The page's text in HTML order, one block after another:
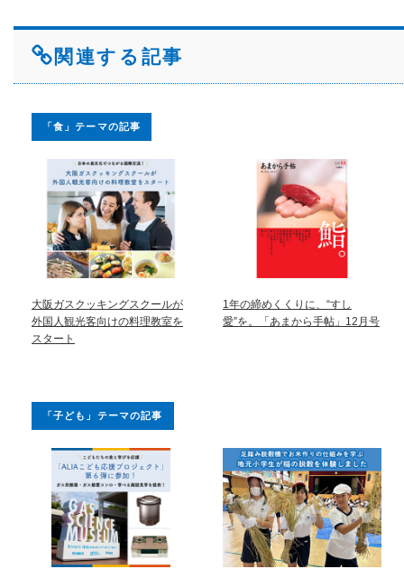
関連する記事
「食」テーマの記事
大阪ガスクッキングスクールが
外国人観光客向けの料理教室を
スタート
1年の締めくくりに、“すし
愛”を。「あまから手帖」12月号
「子ども」テーマの記事